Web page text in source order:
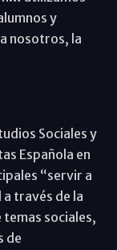
y
nosotros, la
Sociales y
Española en
“servir a
a través de la
sociales,
de